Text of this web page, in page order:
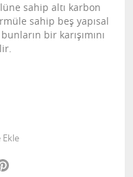
sahip altı karbon
sahip beş yapısal
bir karışımını